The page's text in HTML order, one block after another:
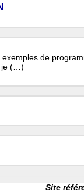
de
je (…)
Site